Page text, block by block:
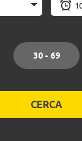
30 - 69
CERCA